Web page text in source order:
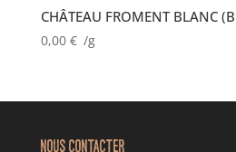
CHÂTEAU FROMENT BLANC
0,00 € /g
NOUS CONTACTER